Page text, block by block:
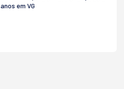
anos em VG